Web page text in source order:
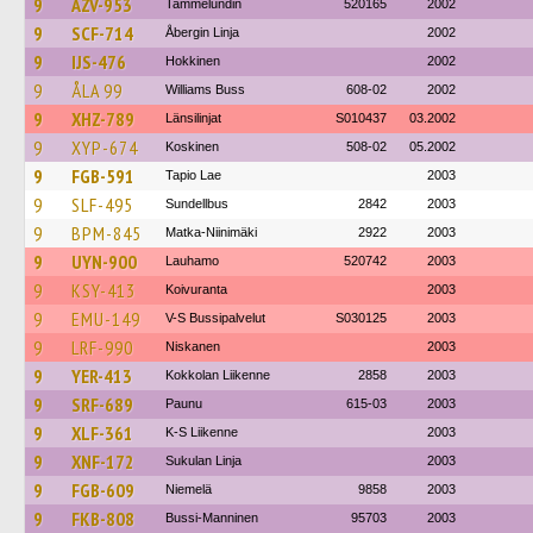
9 AZV-953 Tammelundin 520165 2002
9 SCF-714 Åbergin Linja 2002
9 IJS-476 Hokkinen 2002
9 ÅLA 99 Williams Buss 608-02 2002
9 XHZ-789 Länsilinjat S010437 03.2002
9 XYP-674 Koskinen 508-02 05.2002
9 FGB-591 Tapio Lae 2003
9 SLF-495 Sundellbus 2842 2003
9 BPM-845 Matka-Niinimäki 2922 2003
9 UYN-900 Lauhamo 520742 2003
9 KSY-413 Koivuranta 2003
9 EMU-149 V-S Bussipalvelut S030125 2003
9 LRF-990 Niskanen 2003
9 YER-413 Kokkolan Liikenne 2858 2003
9 SRF-689 Paunu 615-03 2003
9 XLF-361 K-S Liikenne 2003
9 XNF-172 Sukulan Linja 2003
9 FGB-609 Niemelä 9858 2003
9 FKB-808 Bussi-Manninen 95703 2003